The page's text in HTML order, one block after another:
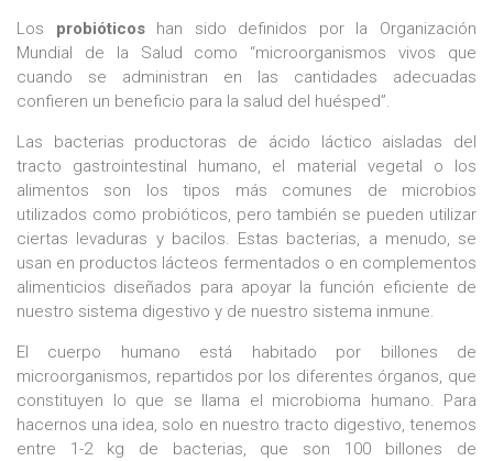
Los probióticoshan sido definidos por la Organización
Mundial de la Salud como “microorganismos vivos que
cuando se administran en las cantidades adecuadas
confieren un beneficio para la salud del huésped”.
Las bacterias productoras de ácido láctico aisladas del
tracto gastrointestinal humano, el material vegetal o los
alimentos son los tipos más comunes de microbios
utilizados como probióticos, pero también se pueden utilizar
ciertas levaduras y bacilos. Estas bacterias, a menudo, se
usan en productos lácteos fermentados o en complementos
alimenticios diseñados para apoyar la función eficiente de
nuestro sistema digestivo y de nuestro sistema inmune.
El cuerpo humano está habitado por billones de
microorganismos, repartidos por los diferentes órganos, que
constituyen lo que se llama el microbioma humano. Para
hacernos una idea, solo en nuestro tracto digestivo, tenemos
entre 1-2 kg de bacterias, que son 100 billones de